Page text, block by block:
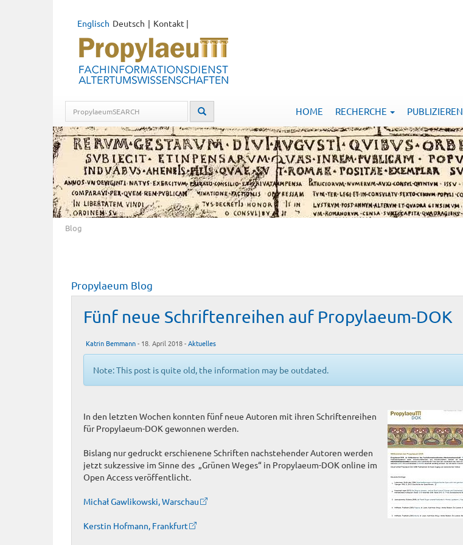
Deutsch
Englisch Kontakt |
HOME RECHERCHE PUBLIZIEREN
Blog
Propylaeum Blog
Fünf neue Schriftenreihen auf Propylaeum-DOK
Katrin Bemmann- 18. April 2018 -Aktuelles
Note: This post is quite old, the information may be outdated.
In den letzten Wochen konnten fünf neue Autoren mit ihren Schriftenreihen
für Propylaeum-DOK gewonnen werden.
Bislang nur gedruckt erschienene Schriften nachstehender Autoren werden
jetzt sukzessive im Sinne des „Grünen Weges“ in Propylaeum-DOK online im
Open Access veröffentlicht.
Michał Gawlikowski, Warschau
Kerstin Hofmann, Frankfurt